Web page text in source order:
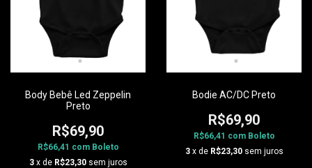
Body Bebê Led Zeppelin
Preto
R$69,90
R$66,41 com Boleto
3 x de R$23,30 sem juros
Bodie AC/DC Preto
R$69,90
R$66,41 com Boleto
3 x de R$23,30 sem juros